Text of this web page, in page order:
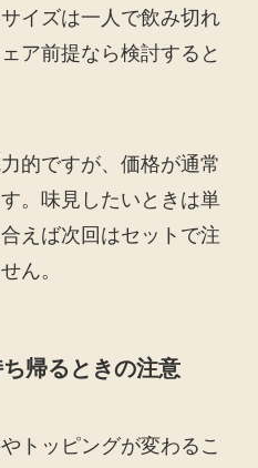
イズは一人で飲み切れ
ア前提なら検討すると
的ですが、価格が通常
。味見したいときは単
えば次回はセットで注
ん。
帰るときの注意
トッピングが変わるこ